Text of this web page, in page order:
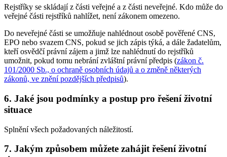
Rejstříky se skládají z části veřejné a z části neveřejné. Kdo může do
veřejné části rejstříků nahlížet, není zákonem omezeno.
Do neveřejné části se umožňuje nahlédnout osobě pověřené CNS,
EPO nebo svazem CNS, pokud se jich zápis týká, a dále žadatelům,
kteří osvědčí právní zájem a jimž lze nahlédnutí do rejstříků
umožnit, pokud tomu nebrání zvláštní právní předpis (zákon č.
101/2000 Sb., o ochraně osobních údajů a o změně některých
zákonů, ve znění pozdějších předpisů).
6. Jaké jsou podmínky a postup pro řešení životní
situace
Splnění všech požadovaných náležitostí.
7. Jakým způsobem můžete zahájit řešení životní